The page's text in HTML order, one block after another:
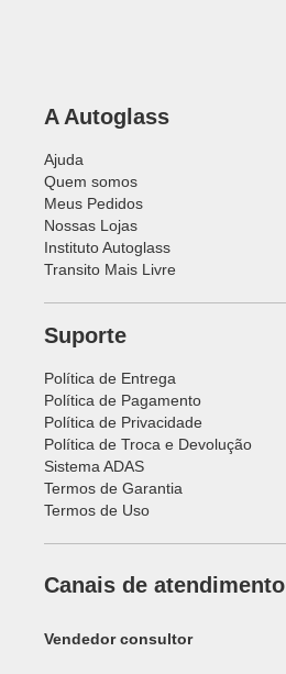
A Autoglass
Ajuda
Quem somos
Meus Pedidos
Nossas Lojas
Instituto Autoglass
Transito Mais Livre
Suporte
Política de Entrega
Política de Pagamento
Política de Privacidade
Política de Troca e Devolução
Sistema ADAS
Termos de Garantia
Termos de Uso
Canais de atendimento
Vendedor consultor